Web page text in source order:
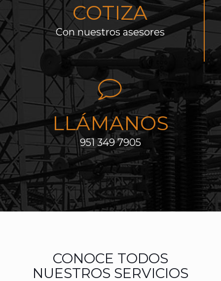
COTIZA
Con nuestros asesores
LLÁMANOS
951 349 7905
CONOCE TODOS
NUESTROS SERVICIOS